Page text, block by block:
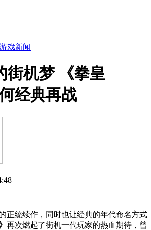
游戏新闻
街机梦 《拳皇
经典再战
正统续作，同时也让经典的年代命名方式
再次燃起了街机一代玩家的热血期待，曾